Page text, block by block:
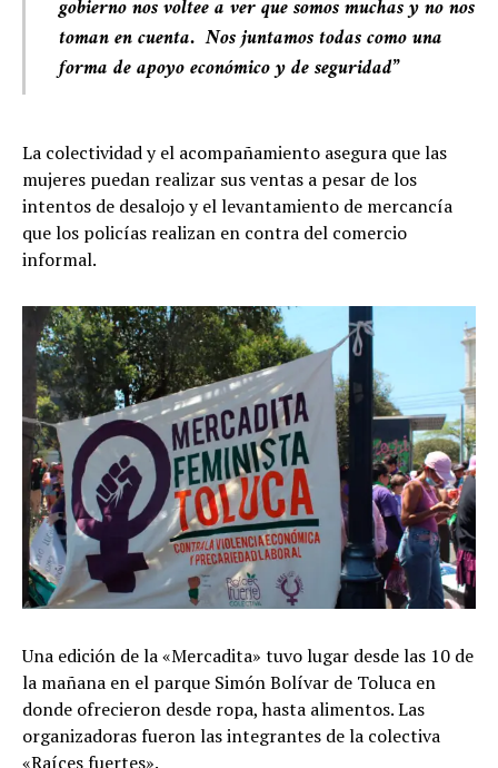
gobierno nos voltee a ver que somos muchas y no nos
toman en cuenta. Nos juntamos todas como una
forma de apoyo económico y de seguridad”
La colectividad y el acompañamiento asegura que las
mujeres puedan realizar sus ventas a pesar de los
intentos de desalojo y el levantamiento de mercancía
que los policías realizan en contra del comercio
informal.
Una edición de la «Mercadita» tuvo lugar desde las 10 de
la mañana en el parque Simón Bolívar de Toluca en
donde ofrecieron desde ropa, hasta alimentos. Las
organizadoras fueron las integrantes de la colectiva
«Raíces fuertes».